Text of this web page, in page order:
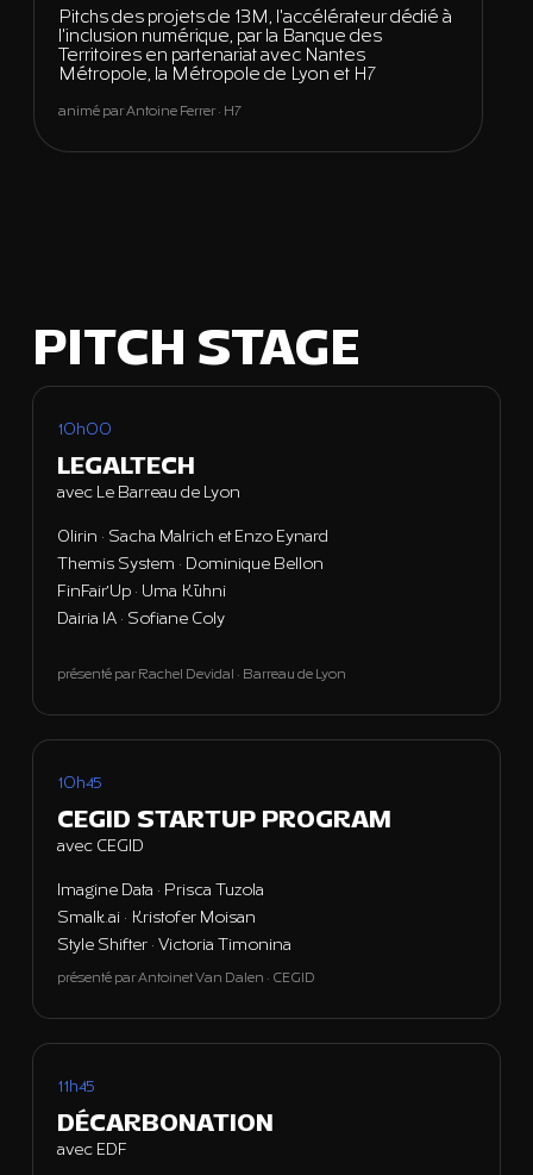
Pitchs des projets de 13M, l'accélérateur dédié à
l'inclusion numérique, par la Banque des
Territoires en partenariat avec Nantes
Métropole, la Métropole de Lyon et H7
animé par Antoine Ferrer · H7
PITCH STAGE
10h00
LEGALTECH
avec Le Barreau de Lyon
Olirin · Sacha Malrich et Enzo Eynard
Themis System · Dominique Bellon
FinFair'Up · Uma Kühni
Dairia IA · Sofiane Coly
présenté par Rachel Devidal · Barreau de Lyon
10h45
CEGID STARTUP PROGRAM
avec CEGID
Imagine Data · Prisca Tuzola
Smalk.ai · Kristofer Moisan
Style Shifter · Victoria Timonina
présenté par Antoinet Van Dalen · CEGID
11h45
DÉCARBONATION
avec EDF